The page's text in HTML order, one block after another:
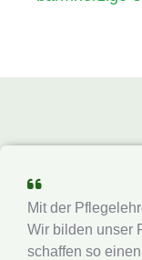
Mit der
Wir bilden unser
schaffen so